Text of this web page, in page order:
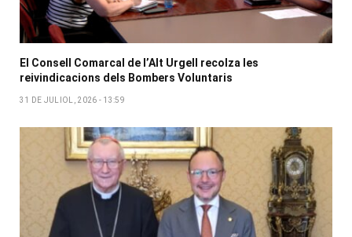
El Consell Comarcal de l’Alt Urgell recolza les
reivindicacions dels Bombers Voluntaris
31 DE JULIOL, 2026 - 13:59